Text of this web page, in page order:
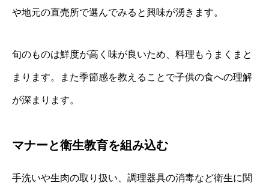
や地元の直売所で選んでみると興味が湧きます。
旬のものは鮮度が高く味が良いため、料理もうまくまと
まります。また季節感を教えることで子供の食への理解
が深まります。
マナーと衛生教育を組み込む
手洗いや生肉の取り扱い、調理器具の消毒など衛生に関